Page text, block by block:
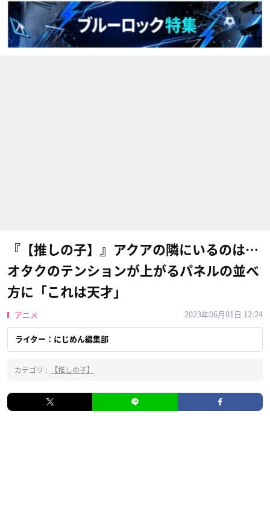
『【推しの子】』アクアの隣にいるのは…
オタクのテンションが上がるパネルの並べ
方に「これは天才」
アニメ 2023年06月01日 12:24
ライター：にじめん編集部
カテゴリ : 【推しの子】